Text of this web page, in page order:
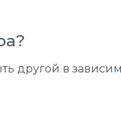
другой в